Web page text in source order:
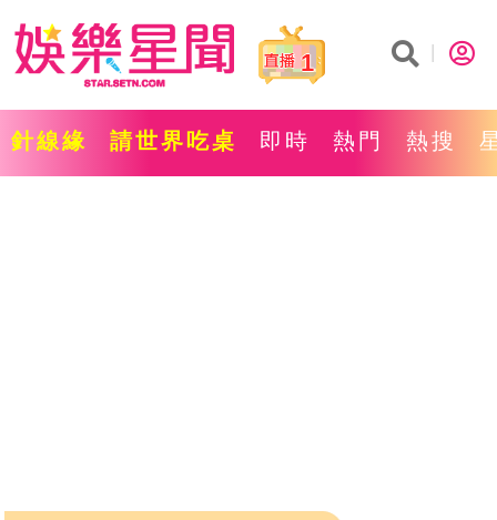
1
針線緣 請世界吃桌 即時 熱門 熱搜